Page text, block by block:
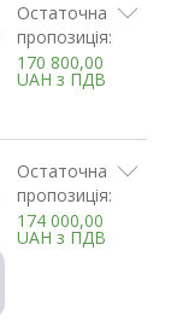
Остаточна
пропозиція:
170 800,00
UAH з ПДВ
Остаточна
пропозиція:
174 000,00
UAH з ПДВ